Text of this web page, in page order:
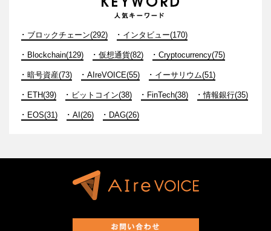
ブロックチェーン(292) インタビュー(170)
Blockchain(129) 仮想通貨(82) Cryptocurrency(75)
暗号資産(73) AIreVOICE(55) イーサリウム(51)
ETH(39) ビットコイン(38) FinTech(38) 情報銀行(35)
EOS(31) AI(26) DAG(26)